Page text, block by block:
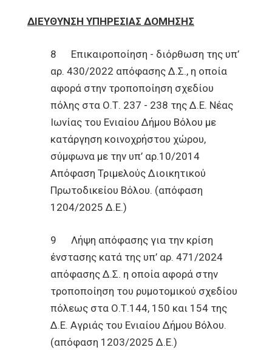
ΔΙΕΥΘΥΝΣΗ ΥΠΗΡΕΣΙΑΣ ΔΟΜΗΣΗΣ
8 Επικαιροποίηση - διόρθωση της υπ’
αρ. 430/2022 απόφασης Δ.Σ., η οποία
αφορά στην τροποποίηση σχεδίου
πόλης στα Ο.Τ. 237 - 238 της Δ.Ε. Νέας
Ιωνίας του Ενιαίου Δήμου Βόλου με
κατάργηση κοινοχρήστου χώρου,
σύμφωνα με την υπ’ αρ.10/2014
Απόφαση Τριμελούς Διοικητικού
Πρωτοδικείου Βόλου. (απόφαση
1204/2025 Δ.Ε.)
9 Λήψη απόφασης για την κρίση
ένστασης κατά της υπ’ αρ. 471/2024
απόφασης Δ.Σ. η οποία αφορά στην
τροποποίηση του ρυμοτομικού σχεδίου
πόλεως στα Ο.Τ.144, 150 και 154 της
Δ.Ε. Αγριάς του Ενιαίου Δήμου Βόλου.
(απόφαση 1203/2025 Δ.Ε.)